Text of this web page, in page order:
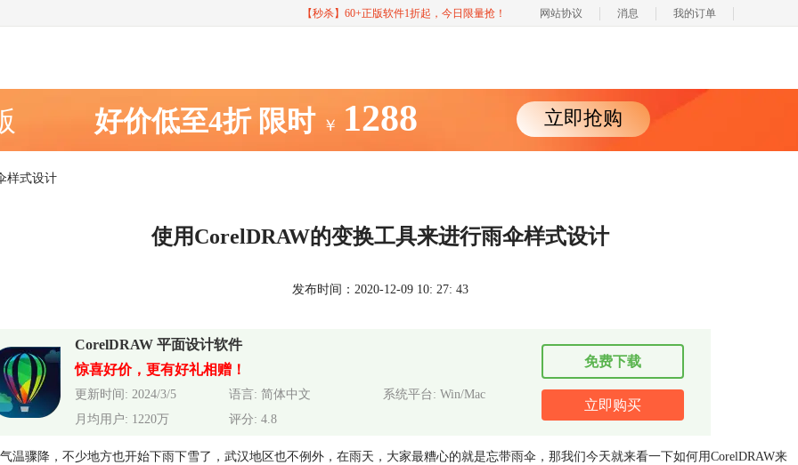
【秒杀】60+正版软件1折起，今日限量抢！ 网站协议 消息 我的订单
好价低至4折 限时 ￥ 1288 立即抢购
样式设计
使用CorelDRAW的变换工具来进行雨伞样式设计
发布时间：2020-12-09 10: 27: 43
CorelDRAW 平面设计软件
惊喜好价，更有好礼相赠！
更新时间: 2024/3/5 语言: 简体中文
系统平台: Win/Mac
月均用户: 1220万
评分: 4.8
免费下载
立即购买
温骤降，不少地方也开始下雨下雪了，武汉地区也不例外，在雨天，大家最糟心的就是忘带雨伞，那我们今天就来看一下如何用CorelDRAW来